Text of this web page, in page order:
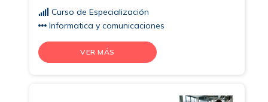
Curso de Especialización
Informatica y comunicaciones
VER MÁS